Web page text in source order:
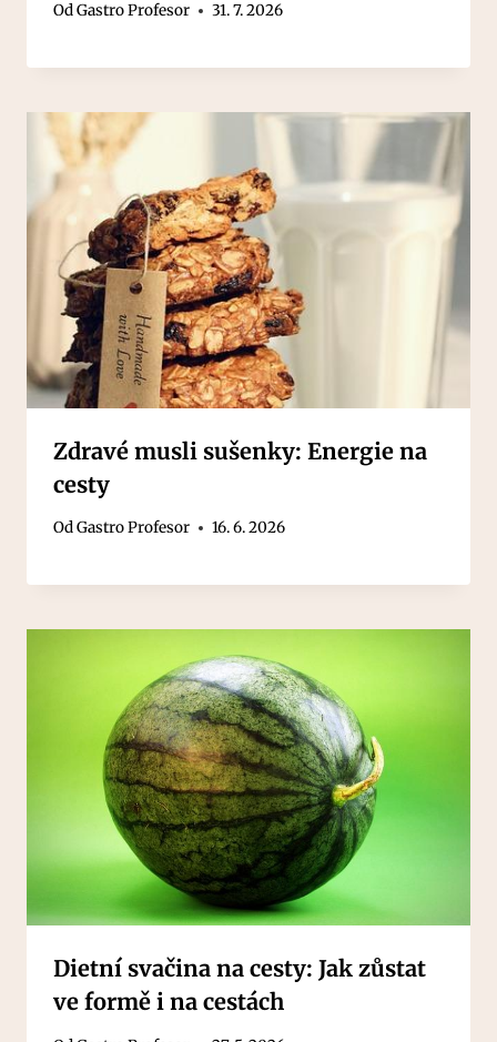
OdGastro Profesor 31. 7. 2026
Zdravé musli sušenky: Energie na
cesty
OdGastro Profesor 16. 6. 2026
Dietní svačina na cesty: Jak zůstat
ve formě i na cestách